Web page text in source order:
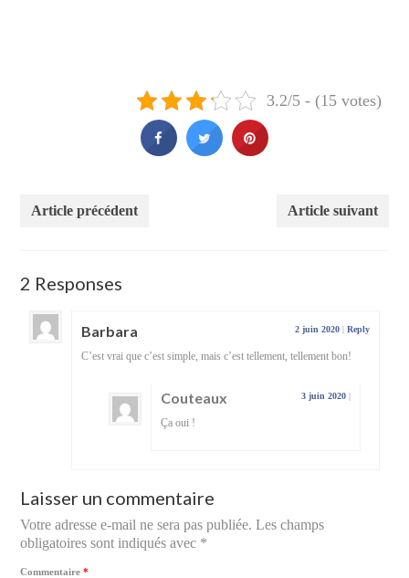
3.2/5 - (15 votes)
Article précédent Article suivant
2 Responses
Barbara 2 juin 2020 | Reply
C’est vrai que c’est simple, mais c’est tellement, tellement bon!
Couteaux 3 juin 2020 |
Ça oui !
Laisser un commentaire
Votre adresse e-mail ne sera pas publiée. Les champs
obligatoires sont indiqués avec *
Commentaire*